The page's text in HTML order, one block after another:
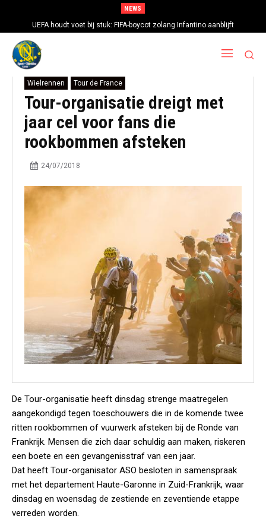
NEWS
UEFA houdt voet bij stuk: FIFA-boycot zolang Infantino aanblijft
Wielrennen Tour de France
Tour-organisatie dreigt met
jaar cel voor fans die
rookbommen afsteken
24/07/2018
De Tour-organisatie heeft dinsdag strenge maatregelen
aangekondigd tegen toeschouwers die in de komende twee
ritten rookbommen of vuurwerk afsteken bij de Ronde van
Frankrijk. Mensen die zich daar schuldig aan maken, riskeren
een boete en een gevangenisstraf van een jaar.
Dat heeft Tour-organisator ASO besloten in samenspraak
met het departement Haute-Garonne in Zuid-Frankrijk, waar
dinsdag en woensdag de zestiende en zeventiende etappe
verreden worden.